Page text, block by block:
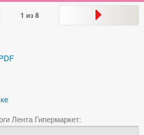
1 из 8
Лента Гипермаркет: